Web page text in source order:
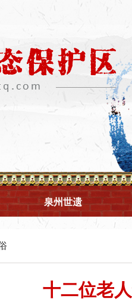
泉州世遗
十二位老